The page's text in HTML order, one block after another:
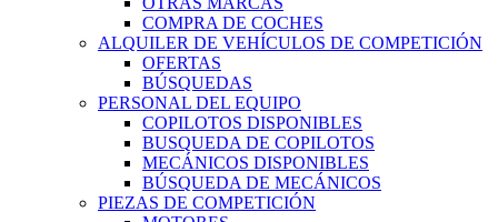
COMPRA DE COCHES
ALQUILER DE VEHÍCULOS DE COMPETICIÓN
OFERTAS
BÚSQUEDAS
PERSONAL DEL EQUIPO
COPILOTOS DISPONIBLES
BUSQUEDA DE COPILOTOS
MECÁNICOS DISPONIBLES
BÚSQUEDA DE MECÁNICOS
PIEZAS DE COMPETICIÓN